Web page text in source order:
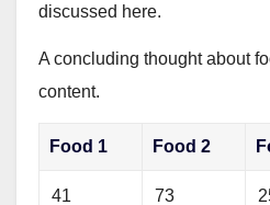
discussed here.
A concluding thought about
content.
Food 1 Food 2
41 73